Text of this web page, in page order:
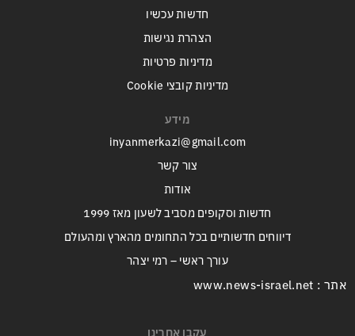
חדשות עכשיו
הצהרת נגישות
מדיניות פרטיות
מדיניות קובצי Cookie
מידע
inyanmerkazi@gmail.com
צור קשר
אודות
חדשות וסקופים מסביב לשעון מאז 1999
דיווחים חדשותיים בכל התחומים מהארץ ומהעולם
עורך ראשי – רמי יצהר
אתר : www.news-israel.net